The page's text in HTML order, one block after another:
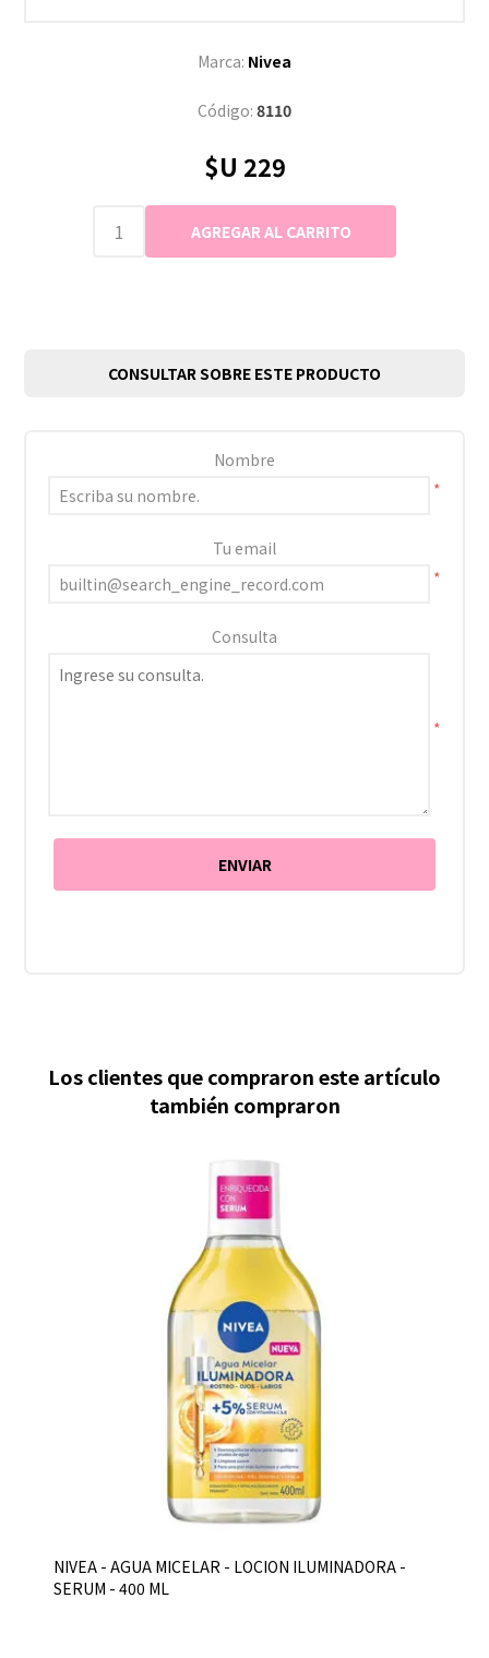
Marca: Nivea
Código: 8110
$U 229
CONSULTAR SOBRE ESTE PRODUCTO
Nombre
*
Tu email
*
Consulta
*
Los clientes que compraron este artículo
también compraron
NIVEA - AGUA MICELAR - LOCION ILUMINADORA -
SERUM - 400 ML